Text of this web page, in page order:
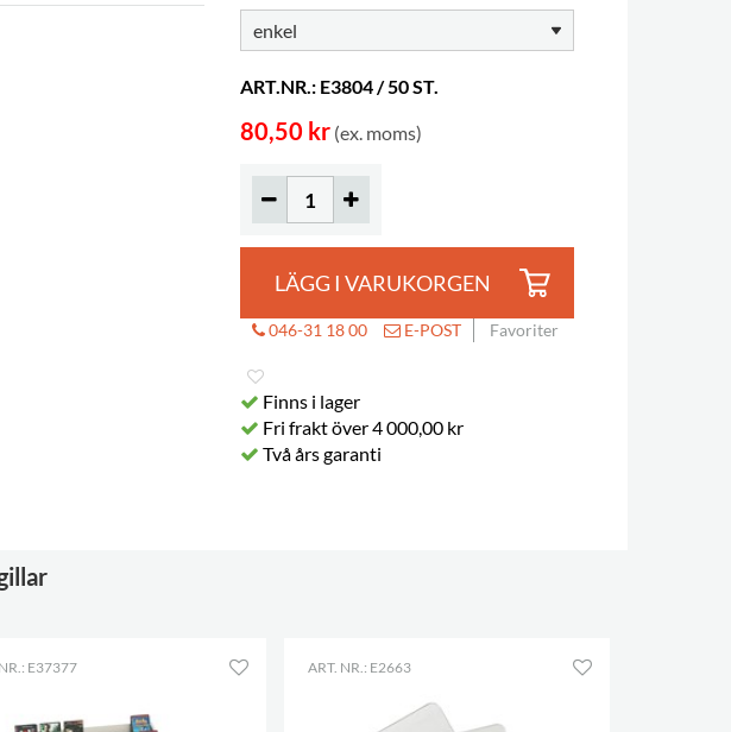
ART.NR.: E3804 / 50 ST.
80,50 kr (ex. moms)
LÄGG I VARUKORGEN
046-31 18 00 E-POST Favoriter
Finns i lager
Fri frakt över 4 000,00 kr
Två års garanti
E37377 ART. NR.: E2663